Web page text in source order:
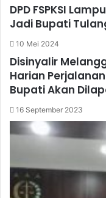
DPD FSPKSI
Jadi Bupati
10 Mei 2024
Disinyalir
Harian
Bupati Akan
16 September 2023